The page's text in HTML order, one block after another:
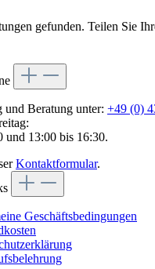
gefunden. Teilen Sie
und Beratung unter: +49 (0)
und 13:00 bis 16:30.
Kontaktformular.
Geschäftsbedingungen